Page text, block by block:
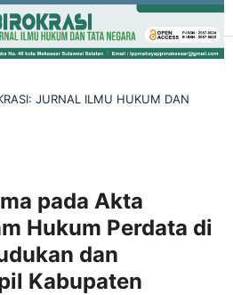
JURNAL ILMU HUKUM DAN
pada Akta
Hukum Perdata di
dan
Kabupaten